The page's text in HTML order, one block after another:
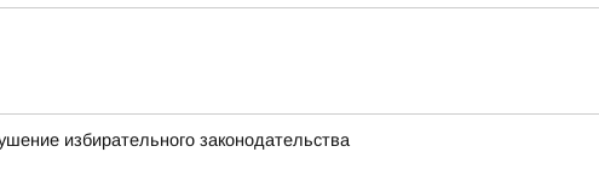
избирательного законодательства